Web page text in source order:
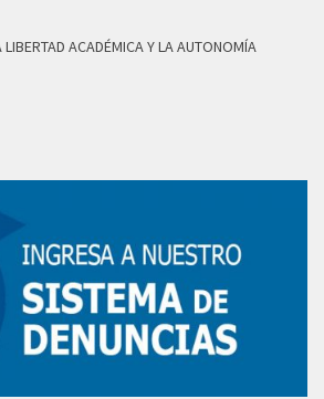
ACADÉMICA Y LA AUTONOMÍA